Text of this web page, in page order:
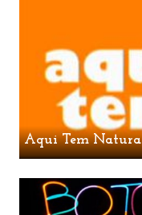
Aqui Tem Natura